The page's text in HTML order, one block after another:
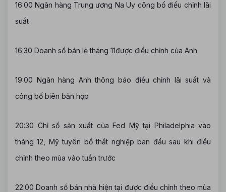
16:00 Ngân hàng Trung ương Na Uy công bố điều chỉnh lãi
suất
16:30 Doanh số bán lẻ tháng 11được điều chỉnh của Anh
19:00 Ngân hàng Anh thông báo điều chỉnh lãi suất và
công bố biên bản họp
20:30 Chỉ số sản xuất của Fed Mỹ tại Philadelphia vào
tháng 12, Mỹ tuyên bố thất nghiệp ban đầu sau khi điều
chỉnh theo mùa vào tuần trước
22:00 Doanh số bán nhà hiện tại được điều chỉnh theo mùa